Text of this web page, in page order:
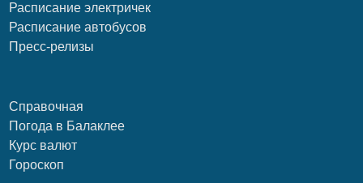
Расписание электричек
Расписание автобусов
Пресс-релизы
Справочная
Погода в Балаклее
Курс валют
Гороскоп